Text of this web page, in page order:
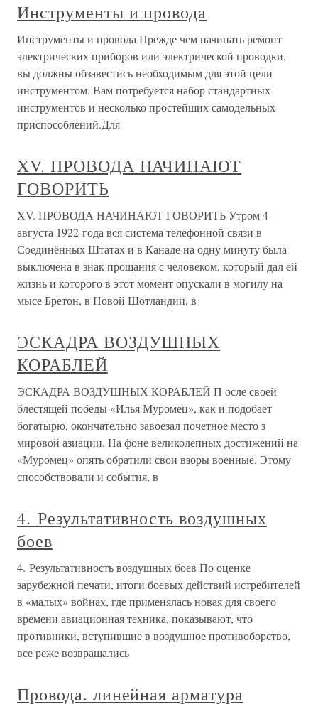
Инструменты и провода
Инструменты и провода Прежде чем начинать ремонт
электрических приборов или электрической проводки,
вы должны обзавестись необходимым для этой цели
инструментом. Вам потребуется набор стандартных
инструментов и несколько простейших самодельных
приспособлений.Для
XV. ПРОВОДА НАЧИНАЮТ
ГОВОРИТЬ
XV. ПРОВОДА НАЧИНАЮТ ГОВОРИТЬ Утром 4
августа 1922 года вся система телефонной связи в
Соединённых Штатах и в Канаде на одну минуту была
выключена в знак прощания с человеком, который дал ей
жизнь и которого в этот момент опускали в могилу на
мысе Бретон, в Новой Шотландии, в
ЭСКАДРА ВОЗДУШНЫХ
КОРАБЛЕЙ
ЭСКАДРА ВОЗДУШНЫХ КОРАБЛЕЙ П осле своей
блестящей победы «Илья Муромец», как и подобает
богатырю, окончательно завоезал почетное место з
мировой азиации. На фоне великолепных достижений на
«Муромец» опять обратили свои взоры военные. Этому
способствовали и события, в
4. Результативность воздушных
боев
4. Результативность воздушных боев По оценке
зарубежной печати, итоги боевых действий истребителей
в «малых» войнах, где применялась новая для своего
времени авиационная техника, показывают, что
противники, вступившие в воздушное противоборство,
все реже возвращались
Провода. линейная арматура